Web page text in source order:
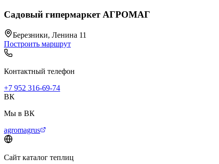
Садовый гипермаркет АГРОМАГ
Березники, Ленина 11
Построить маршрут
Контактный телефон
+7 952 316-69-74
ВК
Мы в ВК
agromagrus
Сайт каталог теплиц